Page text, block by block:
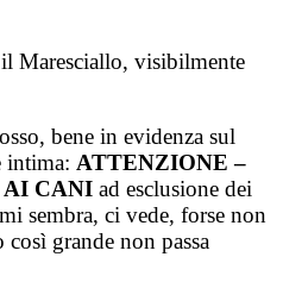
Maresciallo, visibilmente
bene in evidenza sul
intima: ATTENZIONE –
AI CANI ad esclusione dei
sembra, ci vede, forse non
grande non passa